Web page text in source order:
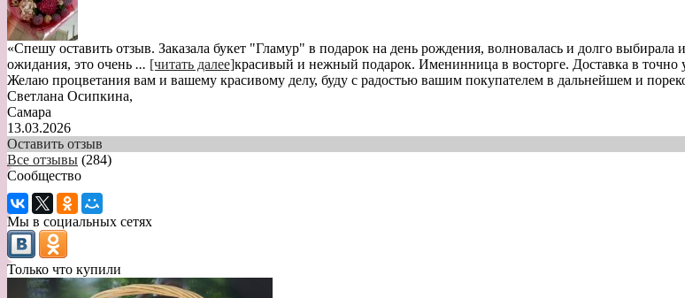
«Спешу оставить отзыв. Заказала букет "Гламур" в подарок на день рождения, волновалась и долго
ожидания, это очень ... [читать далее]красивый и нежный подарок. Именинница в восторге. Доставка в
Желаю процветания вам и вашему красивому делу, буду с радостью вашим покупателем в дальнейшем и
Светлана Осипкина,
Самара
13.03.2026
Оставить отзыв
Все отзывы (284)
Сообщество
Мы в социальных сетях
Только что купили